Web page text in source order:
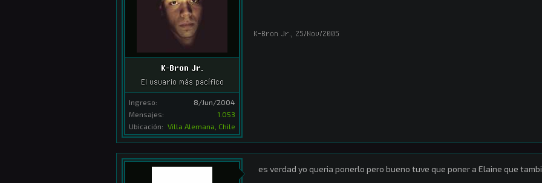
K-Bron Jr.
El usuario más pacífico
Ingreso:
8/Jun/2004
Mensajes:
1.053
Ubicación: Villa Alemana, Chile
K-Bron Jr. 25/Nov/2005
es verdad yo queria ponerlo pero bueno tuve que poner a Elaine que